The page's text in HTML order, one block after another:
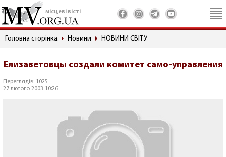
місцеві вісті
Головна сторінка Новини НОВИНИ СВІТУ
Елизаветовцы создали комитет само-управления
Переглядів: 1025
27 лютого 2003 10:26